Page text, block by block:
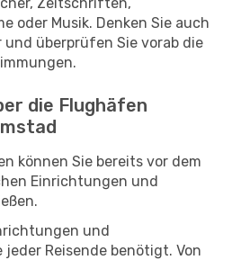
oder Musik. Denken Sie auch
und überprüfen Sie vorab die
die Flughäfen
können Sie bereits vor dem
Einrichtungen und
und
Reisende benötigt. Von